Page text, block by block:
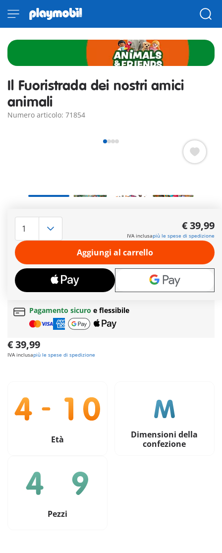
Il Fuoristrada dei nostri amici
animali
Numero articolo: 71854
dove ognuno trova il suo posto per un viaggio avventuroso. Il
piccolo panda e il lemure si sono messi comodi sul sedile
posteriore. Lo struzzo sta già aspettando con impazienza i
suoi amici e i koala sono seduti insieme al cacatua all'ombra
di un albero. Gli amici animali non vedono l'ora di fare un giro
avventuroso con voi nel mondo. Salite e divertitevi insieme!
Ulteriori informazioni
Spedizione gratuitaper ordini da49,90€
Pagamento sicuro e flessibile
€ 39,99
IVA inclusapiù le spese di spedizione
€ 39,99
IVA inclusapiù le spese di spedizione
Aggiungi al carrello
Età
Dimensioni della
confezione
Pezzi